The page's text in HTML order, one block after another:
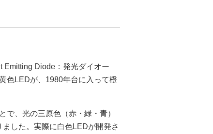
Emitting Diode：発光ダイオー
色LEDが、1980年台に入って橙
、光の三原色（赤・緑・青）
した。実際に白色LEDが開発さ